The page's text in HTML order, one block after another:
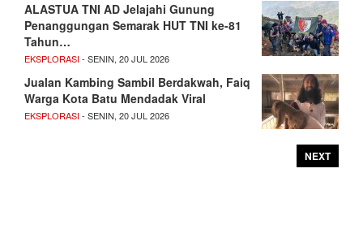
ALASTUA TNI AD Jelajahi Gunung
Penanggungan Semarak HUT TNI ke-81
Tahun…
EKSPLORASI- SENIN, 20 JUL 2026
Jualan Kambing Sambil Berdakwah, Faiq
Warga Kota Batu Mendadak Viral
EKSPLORASI- SENIN, 20 JUL 2026
NEXT